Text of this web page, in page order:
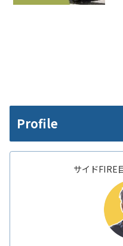
Profile
サイドFIRE